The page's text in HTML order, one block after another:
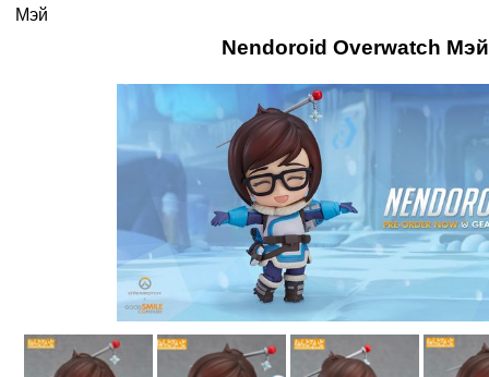
Мэй
Nendoroid Overwatch Мэй